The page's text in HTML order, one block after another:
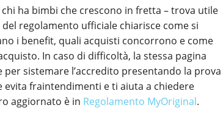
ha bimbi che crescono in fretta – trova utile
regolamento ufficiale chiarisce come si
i benefit, quali acquisti concorrono e come
In caso di difficoltà, la stessa pagina
sistemare l’accredito presentando la prova
evita fraintendimenti e ti aiuta a chiedere
aggiornato è in Regolamento MyOriginal.